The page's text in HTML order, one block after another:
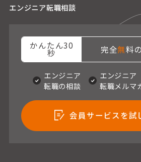
エンジニア転職相談
かんたん30
秒 完全無料
エンジニア
転職の相談
エンジニア
転職メルマ
会員サービスを試